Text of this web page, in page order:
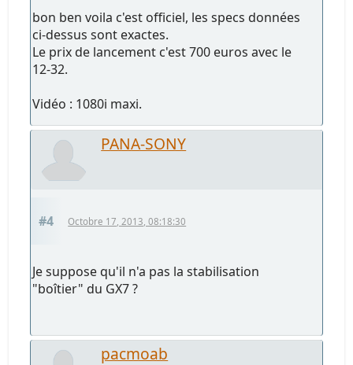
bon ben voila c'est officiel, les specs données
ci-dessus sont exactes.
Le prix de lancement c'est 700 euros avec le
12-32.
Vidéo : 1080i maxi.
PANA-SONY
#4 Octobre 17, 2013, 08:18:30
Je suppose qu'il n'a pas la stabilisation
"boîtier" du GX7 ?
pacmoab